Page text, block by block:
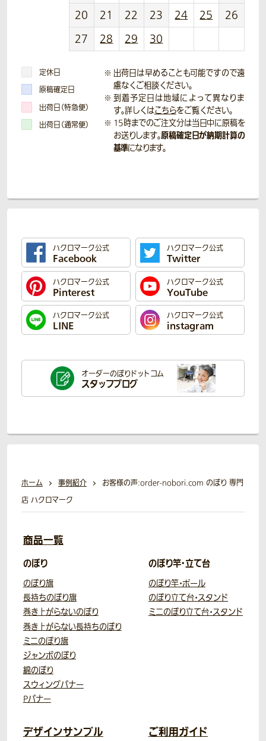
20
21 22 23 24 25
26
27
28 29 30
定休日
原稿確定日
出荷日（特急便）
出荷日（通常便）
出荷日は早めることも可能ですので遠
慮なくご相談ください。
到着予定日は地域によって異なりま
す。詳しくはこちらをご覧ください。
15時までのご注文分は当日中に原稿を
お送りします。原稿確定日が納期計算の
基準になります。
ハクロマーク公式
Facebook
ハクロマーク公式
Twitter
ハクロマーク公式
Pinterest
ハクロマーク公式
YouTube
ハクロマーク公式
LINE
ハクロマーク公式
instagram
オーダーのぼりドットコム
スタッフブログ
ホーム 事例紹介
お客様の声:order-nobori.com のぼり 専門
店 ハクロマーク
商品一覧
のぼり
のぼり旗
長持ちのぼり旗
巻き上がらないのぼり
巻き上がらない長持ちのぼり
ミニのぼり旗
ジャンボのぼり
綿のぼり
スウィングバナー
Pバナー
のぼり竿・立て台
のぼり竿・ポール
のぼり立て台・スタンド
ミニのぼり立て台・スタンド
デザインサンプル ご利用ガイド